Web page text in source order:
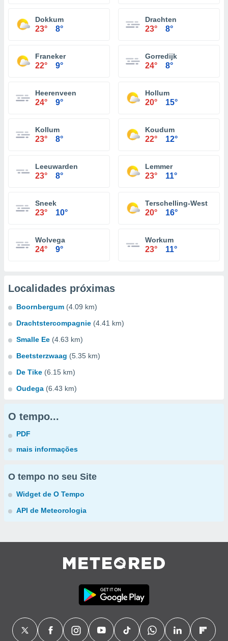
Dokkum
23° 8°
Drachten
23° 8°
Franeker
22° 9°
Gorredijk
24° 8°
Heerenveen
24° 9°
Hollum
20° 15°
Kollum
23° 8°
Koudum
22° 12°
Leeuwarden
23° 8°
Lemmer
23° 11°
Sneek
23° 10°
Terschelling-West
20° 16°
Wolvega
24° 9°
Workum
23° 11°
Localidades próximas
Boornbergum (4.09 km)
Drachtstercompagnie (4.41 km)
Smalle Ee (4.63 km)
Beetsterzwaag (5.35 km)
De Tike (6.15 km)
Oudega (6.43 km)
O tempo...
PDF
mais informações
O tempo no seu Site
Widget de O Tempo
API de Meteorologia